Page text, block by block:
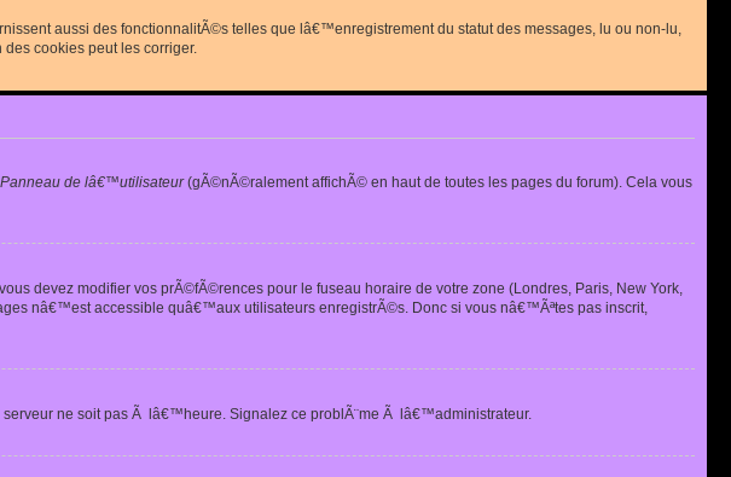
aussi des fonctionnalitÃ©s telles que lâ€™enregistrement du statut des messages, lu ou non-lu,
cookies peut les corriger.
Panneau de lâ€™utilisateur(gÃ©nÃ©ralement affichÃ© en haut de toutes les pages du forum). Cela vous
devez modifier vos prÃ©fÃ©rences pour le fuseau horaire de votre zone (Londres, Paris, New York,
nâ€™est accessible quâ€™aux utilisateurs enregistrÃ©s. Donc si vous nâ€™Ãªtes pas inscrit,
ne soit pas Ã lâ€™heure. Signalez ce problÃ¨me Ã lâ€™administrateur.